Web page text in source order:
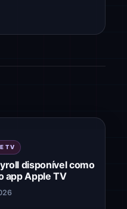
TV
disponível como
app Apple TV